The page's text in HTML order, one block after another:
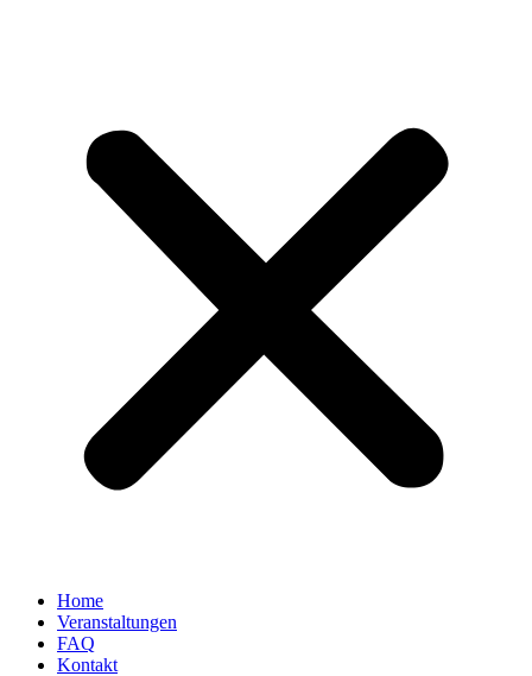
Home
Veranstaltungen
FAQ
Kontakt